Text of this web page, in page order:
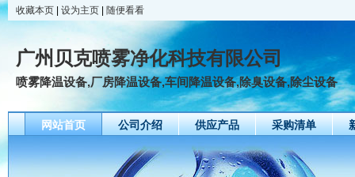
收藏本页 设为主页 随便看看
广州贝克喷雾净化科技有限公司
喷雾降温设备,厂房降温设备,车间降温设备,除臭设备,除尘设备
网站首页 公司介绍 供应产品 采购清单